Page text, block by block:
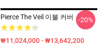
Pierce The Veil 이불 커버
₩11,024,000 - ₩13,642,200
-20%